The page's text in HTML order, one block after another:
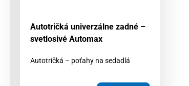
Autotričká univerzálne zadné –
svetlosivé Automax
Autotričká – poťahy na sedadlá